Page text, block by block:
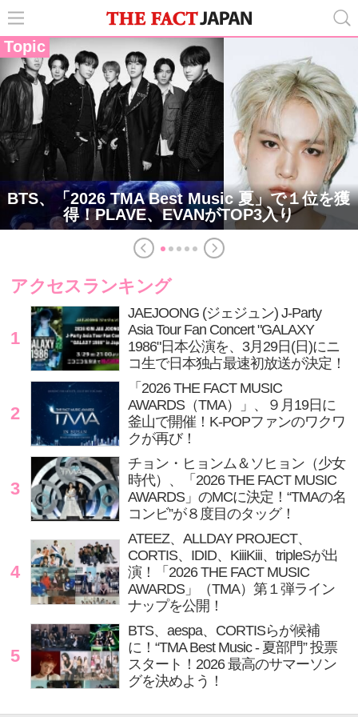
Topic
BTS、「2026 TMA Best Music 夏」で１位を獲
得！PLAVE、EVANがTOP3入り
アクセスランキング
1
JAEJOONG (ジェジュン) J-Party
Asia Tour Fan Concert "GALAXY
1986"日本公演を、3月29日(日)にニ
コ生で日本独占最速初放送が決定！
2
「2026 THE FACT MUSIC
AWARDS（TMA）」、９月19日に
釜山で開催！K-POPファンのワクワ
クが再び！
3
チョン・ヒョンム＆ソヒョン（少女
時代）、「2026 THE FACT MUSIC
AWARDS」のMCに決定！“TMAの名
コンビ”が８度目のタッグ！
4
ATEEZ、ALLDAY PROJECT、
CORTIS、IDID、KiiiKiii、tripleSが出
演！「2026 THE FACT MUSIC
AWARDS」（TMA）第１弾ライン
ナップを公開！
5
BTS、aespa、CORTISらが候補
に！“TMA Best Music - 夏部門” 投票
スタート！2026 最高のサマーソン
グを決めよう！